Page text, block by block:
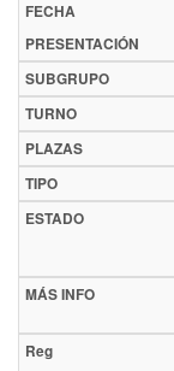
FECHA
PRESENTACIÓN
SUBGRUPO
TURNO
PLAZAS
TIPO
ESTADO
MÁS INFO
Reg